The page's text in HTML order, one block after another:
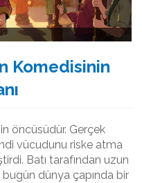
Komedisinin
öncüsüdür. Gerçek
vücudunu riske atma
Batı tarafından uzun
dünya çapında bir